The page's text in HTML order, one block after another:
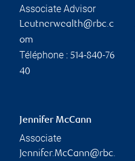
Associate Advisor
Leutnerwealth@rbc.c
om
Téléphone : 514-840-76
40
Jennifer McCann
Associate
Jennifer.McCann@rbc.